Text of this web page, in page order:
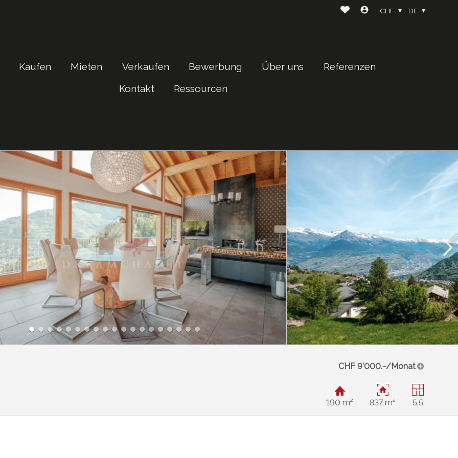
Kaufen Mieten Verkaufen Bewerbung Über uns
Referenzen
Kontakt
Ressourcen
CHF DE
CHF 9'000.-/Monat
190 m² 837 m² 5.5